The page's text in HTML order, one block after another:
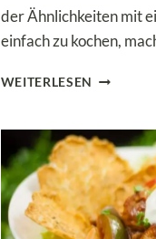
der Ähnlichkeiten mit
einfach zu kochen,
WEITERLESEN SPINAT-
–
EINFACH
LOW
CARB
&